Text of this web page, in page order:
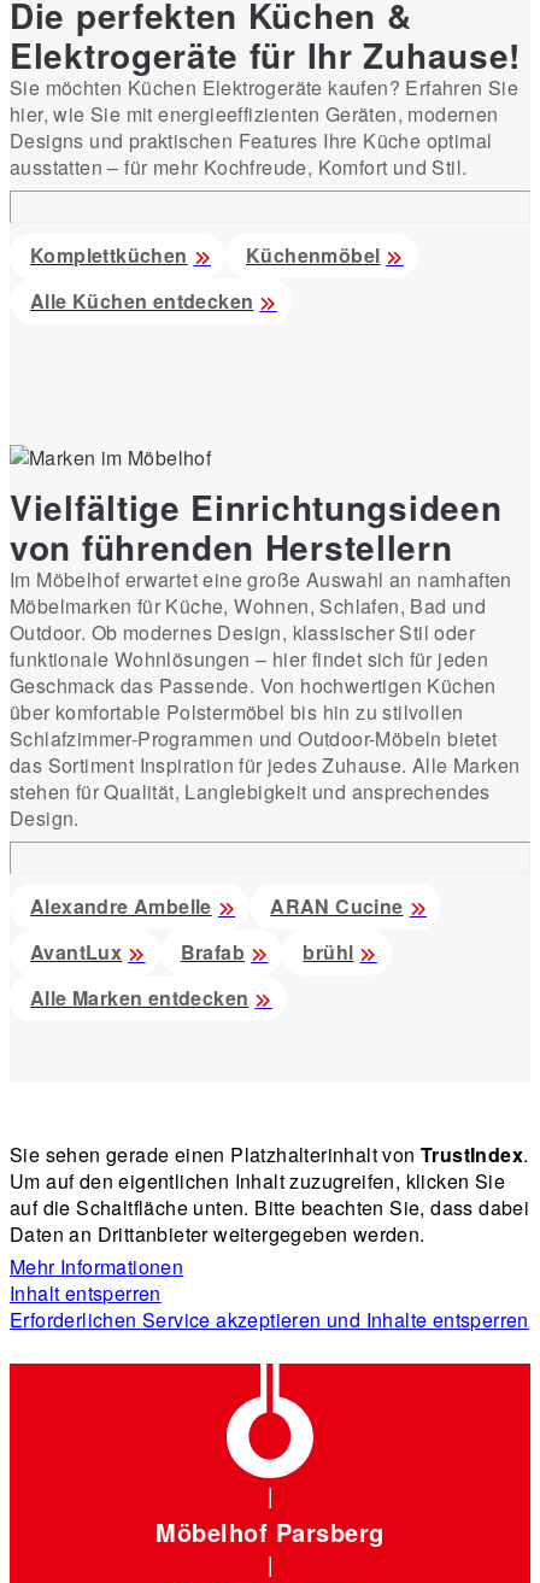
Die perfekten Küchen &
Elektrogeräte für Ihr Zuhause!
Sie möchten Küchen Elektrogeräte kaufen? Erfahren Sie
hier, wie Sie mit energieeffizienten Geräten, modernen
Designs und praktischen Features Ihre Küche optimal
ausstatten – für mehr Kochfreude, Komfort und Stil.
Komplettküchen
Küchenmöbel
Alle Küchen entdecken
Vielfältige Einrichtungsideen
von führenden Herstellern
Im Möbelhof erwartet eine große Auswahl an namhaften
Möbelmarken für Küche, Wohnen, Schlafen, Bad und
Outdoor. Ob modernes Design, klassischer Stil oder
funktionale Wohnlösungen – hier findet sich für jeden
Geschmack das Passende. Von hochwertigen Küchen
über komfortable Polstermöbel bis hin zu stilvollen
Schlafzimmer-Programmen und Outdoor-Möbeln bietet
das Sortiment Inspiration für jedes Zuhause. Alle Marken
stehen für Qualität, Langlebigkeit und ansprechendes
Design.
Alexandre Ambelle
ARAN Cucine
AvantLux
Brafab
brühl
Alle Marken entdecken
Sie sehen gerade einen Platzhalterinhalt von TrustIndex.
Um auf den eigentlichen Inhalt zuzugreifen, klicken Sie
auf die Schaltfläche unten. Bitte beachten Sie, dass dabei
Daten an Drittanbieter weitergegeben werden.
Mehr Informationen
Inhalt entsperren
Erforderlichen Service akzeptieren und Inhalte entsperren
Möbelhof Parsberg